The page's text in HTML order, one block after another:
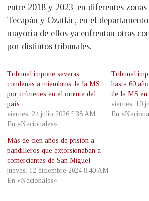
entre 2018 y 2023, en diferentes
Tecapán y Ozatlán, en el
mayoría de ellos ya enfrentan otras
por distintos tribunales.
Tribunal impone severas
condenas a miembros de la MS
por crímenes en el oriente del
país
viernes, 24 julio 2026 9:38 AM
En «Nacionales»
Tribunal
hasta 60
de la MS
viernes, 10
En
Más de cien años de prisión a
pandilleros que extorsionaban a
comerciantes de San Miguel
jueves, 12 diciembre 2024 8:40 AM
En «Nacionales»